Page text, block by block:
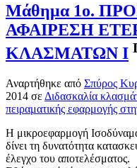
Μάθημα 1ο.
ΑΦΑΙΡΕΣΗ
ΚΛΑΣΜΑΤΩΝ Ι
Αναρτήθηκε από Σπύρος
2014 σε Διδασκαλία
πειραματικής εφαρμογής
Η μικροεφαρμογή
δίνει τη δυνατότητα
έλεγχο του αποτελέσματος.